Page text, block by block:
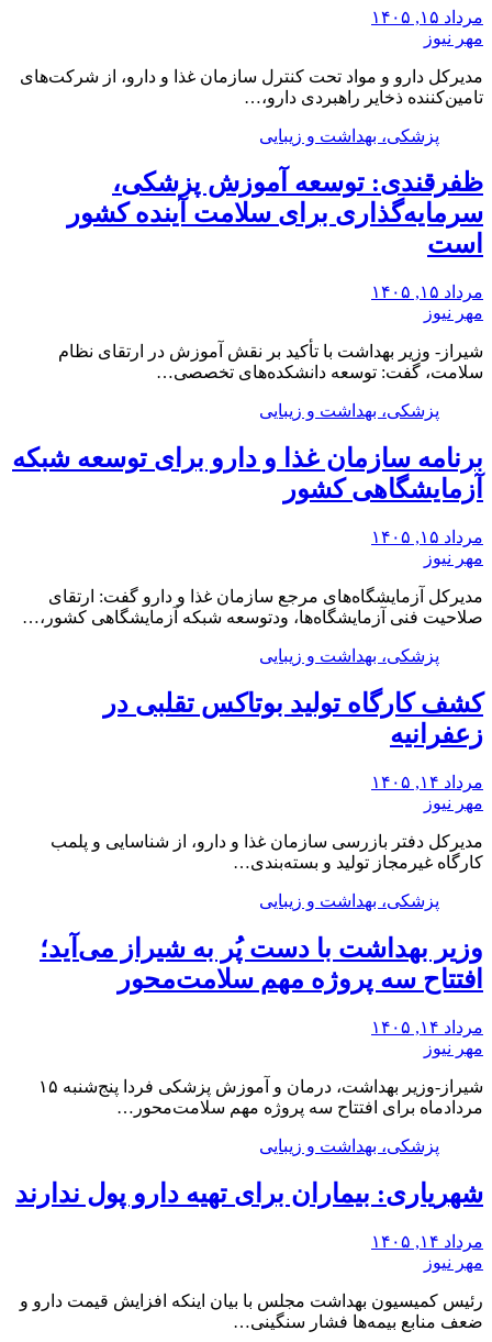
مرداد ۱۵, ۱۴۰۵
مهر نیوز
مدیرکل دارو و مواد تحت کنترل سازمان غذا و دارو، از شرکت‌های
تامین‌کننده ذخایر راهبردی دارو،…
پزشکی، بهداشت و زیبایی
ظفرقندی: توسعه آموزش پزشکی،
سرمایه‌گذاری برای سلامت آینده کشور
است
مرداد ۱۵, ۱۴۰۵
مهر نیوز
شیراز- وزیر بهداشت با تأکید بر نقش آموزش در ارتقای نظام
سلامت، گفت: توسعه دانشکده‌های تخصصی…
پزشکی، بهداشت و زیبایی
برنامه سازمان غذا و دارو برای توسعه شبکه
آزمایشگاهی کشور
مرداد ۱۵, ۱۴۰۵
مهر نیوز
مدیرکل آزمایشگاه‌های مرجع سازمان غذا و دارو گفت: ارتقای
صلاحیت فنی آزمایشگاه‌ها، ودتوسعه شبکه آزمایشگاهی کشور،…
پزشکی، بهداشت و زیبایی
کشف کارگاه تولید بوتاکس تقلبی در
زعفرانیه
مرداد ۱۴, ۱۴۰۵
مهر نیوز
مدیرکل دفتر بازرسی سازمان غذا و دارو، از شناسایی و پلمب
کارگاه غیرمجاز تولید و بسته‌بندی…
پزشکی، بهداشت و زیبایی
وزیر بهداشت با دست پُر به شیراز می‌آید؛
افتتاح سه پروژه مهم سلامت‌محور
مرداد ۱۴, ۱۴۰۵
مهر نیوز
شیراز-وزیر بهداشت، درمان و آموزش پزشکی فردا پنج‌شنبه ۱۵
مردادماه برای افتتاح سه پروژه مهم سلامت‌محور…
پزشکی، بهداشت و زیبایی
شهریاری: بیماران برای تهیه دارو پول ندارند
مرداد ۱۴, ۱۴۰۵
مهر نیوز
رئیس کمیسیون بهداشت مجلس با بیان اینکه افزایش قیمت دارو و
ضعف منابع بیمه‌ها فشار سنگینی…